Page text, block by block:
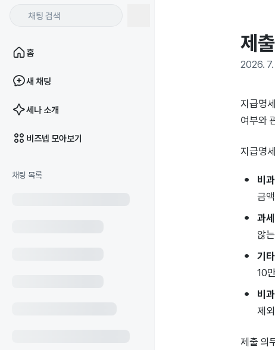
홈
새 채팅
세나 소개
비즈넵 모아보기
채팅 목록
제
2026.
지급명
여부와
지급명
비
금
과
않
기
10
비
제
제출 의